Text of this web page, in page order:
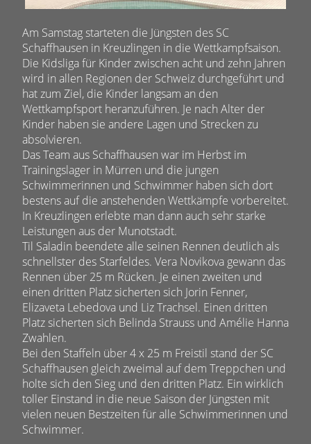
Am Samstag starteten die Jüngsten des SC
Schaffhausen in Kreuzlingen in die Wettkampfsaison.
Die Kidsliga für Kinder zwischen acht und zehn Jahren
wird in allen Regionen der Schweiz durchgeführt und
hat zum Ziel, die Kinder langsam an den
Wettkampfsport heranzuführen. Je nach Alter der
Kinder haben sie andere Lagen und Strecken zu
absolvieren.
Das Team aus Schaffhausen war im Herbst im
Trainingslager in Mürren und die jungen
Schwimmerinnen und Schwimmer haben sich dort
bestens auf die anstehenden Wettkämpfe vorbereitet.
In Kreuzlingen erlebte man dann auch sehr starke
Leistungen aus der Munotstadt.
Til Saladin beendete alle seinen Rennen deutlich als
schnellster des Starfeldes. Vera Novikova gewann das
Rennen über 25 m Rücken. Je einen zweiten und
einen dritten Platz sicherten sich Jorin Fenner,
Elizaveta Lebedova und Liz Trachsel. Einen dritten
Platz sicherten sich Belinda Strauss und Amélie Hanna
Zwahlen.
Bei den Staffeln über 4 x 25 m Freistil stand der SC
Schaffhausen gleich zweimal auf dem Treppchen und
holte sich den Sieg und den dritten Platz. Ein wirklich
toller Einstand in die neue Saison der Jüngsten mit
vielen neuen Bestzeiten für alle Schwimmerinnen und
Schwimmer.